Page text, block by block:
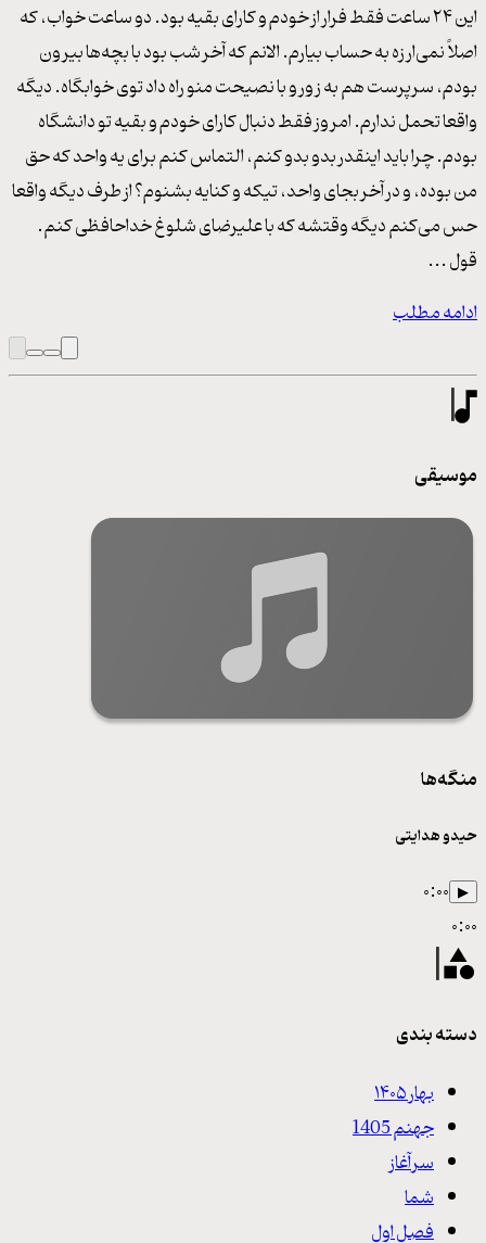
این ۲۴ ساعت فقط فرار از خودم و کارای بقیه بود. دو ساعت خواب، که
اصلاً نمی‌ارزه به حساب بیارم. الانم که آخر شب بود با بچه‌ها بیرون
بودم، سرپرست هم به زور و با نصیحت منو راه داد توی خوابگاه. دیگه
واقعا تحمل ندارم. امروز فقط دنبال کارای خودم و بقیه تو دانشگاه
بودم. چرا باید اینقدر بدو بدو کنم، التماس کنم برای یه واحد که حق
من بوده، و در آخر بجای واحد، تیکه و کنایه بشنوم؟ از طرف دیگه واقعا
حس می‌کنم دیگه وقتشه که با علیرضای شلوغ خداحافظی کنم.
قول ...
ادامه مطلب
موسیقی
منگه‌ها
حیدو هدایتی
▶ ۰:۰۰
۰:۰۰
دسته بندی
بهار ۱۴۰۵
جهنم 1405
سرآغاز
شما
فصل اول